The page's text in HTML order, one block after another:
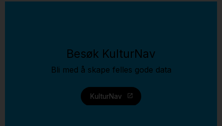
Besøk KulturNav
Bli med å skape felles gode data
KulturNav